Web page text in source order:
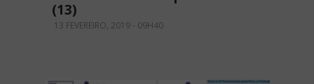
(13)
13 FEVEREIRO, 2019 - 09H40